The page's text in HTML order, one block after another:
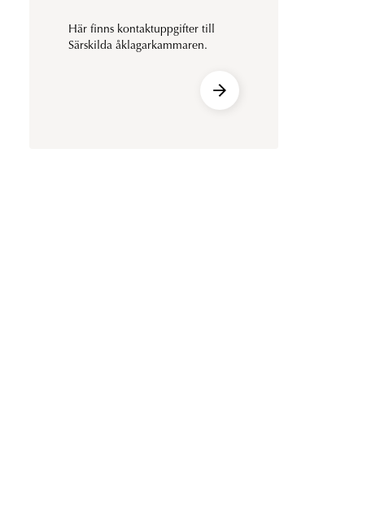
Här finns kontaktuppgifter till
Särskilda åklagarkammaren.